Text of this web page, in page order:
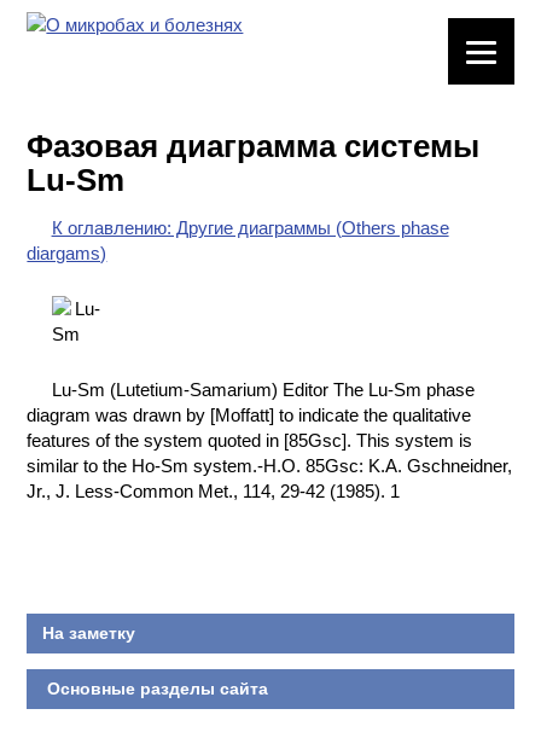
ХИМИЧЕСКАЯ
ПОСУДА
ВРЕДНЫЕ
ФАКТОРЫ
ХИМИЯ НА
ПРОИЗВОДСТВЕ
И ХИМИЧЕСКАЯ
Фазовая диаграмма системы
Lu-Sm
К оглавлению: Другие диаграммы (Others phase
diargams)
Lu-Sm (Lutetium-Samarium) Editor The Lu-Sm phase
diagram was drawn by [Moffatt] to indicate the qualitative
features of the system quoted in [85Gsc]. This system is
similar to the Ho-Sm system.-H.O. 85Gsc: K.A. Gschneidner,
Jr., J. Less-Common Met., 114, 29-42 (1985). 1
На заметку
Основные разделы сайта